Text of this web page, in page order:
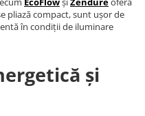
pliază compact, sunt ușor de
în condiții de iluminare
și